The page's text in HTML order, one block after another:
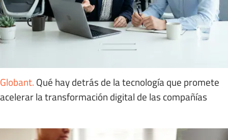
Globant. Qué hay detrás de la tecnología que promete
acelerar la transformación digital de las compañías